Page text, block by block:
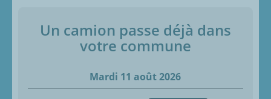
Un camion passe déjà dans
votre commune
Mardi 11 août 2026